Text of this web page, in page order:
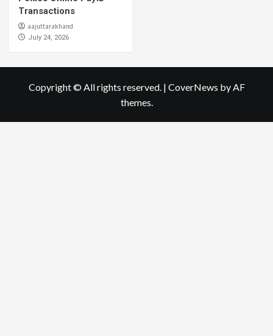
Transactions
aajuttarakhand
July 24, 2026
Copyright © All rights reserved. | CoverNews by AF
themes.